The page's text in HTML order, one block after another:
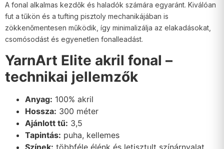
A fonal alkalmas kezdők és haladók számára egyaránt. Kiválóan
fut a tűkön és a tufting pisztoly mechanikájában is
zökkenőmentesen működik, így minimalizálja az elakadásokat,
csomósodást és egyenetlen fonalleadást.
YarnArt Elite akril fonal –
technikai jellemzők
Anyag: 100% akril
Hossza: 300 méter
Ajánlott tű: 3,5
Tapintás: puha, kellemes